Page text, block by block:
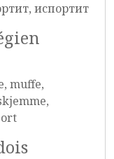
испортит
muffe,